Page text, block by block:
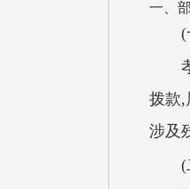
一、
(
拨款,
涉及
(